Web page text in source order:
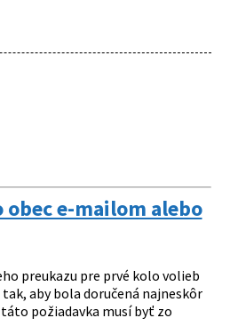
e-mailom alebo
preukazu pre prvé kolo volieb
aby bola doručená najneskôr
požiadavka musí byť zo